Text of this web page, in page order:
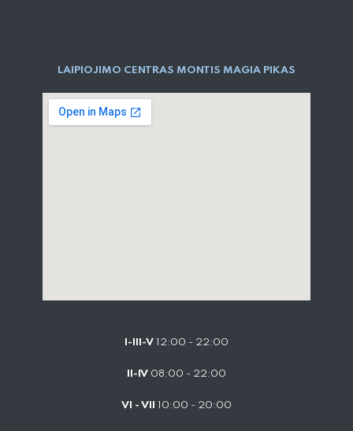
LAIPIOJIMO CENTRAS MONTIS MAGIA PIKAS
I-III-V 12:00 - 22:00
II-IV 08:00 - 22:00
VI - VII 10:00 - 20:00